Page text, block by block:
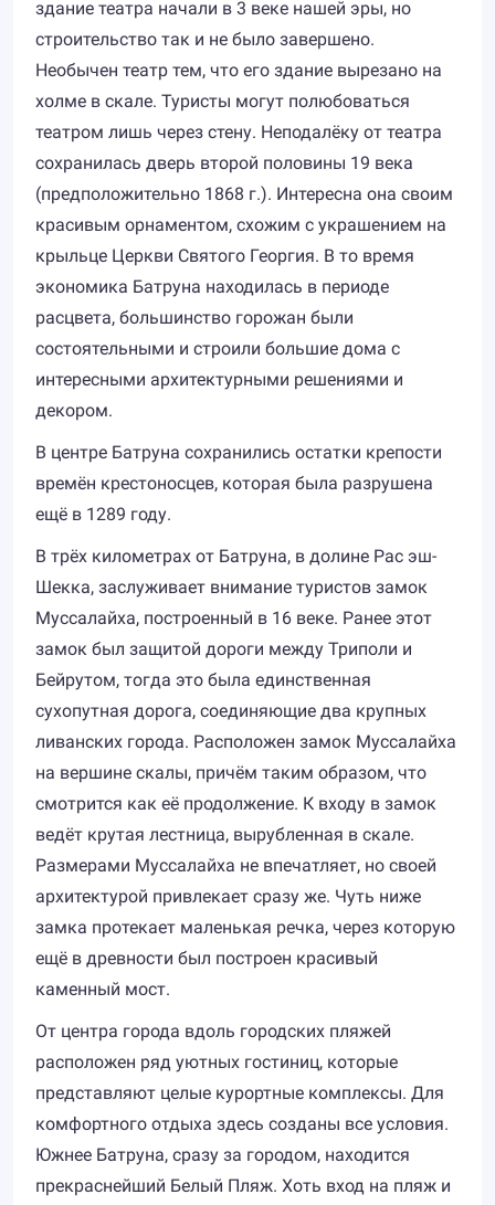
здание театра начали в 3 веке нашей эры, но
строительство так и не было завершено.
Необычен театр тем, что его здание вырезано на
холме в скале. Туристы могут полюбоваться
театром лишь через стену. Неподалёку от театра
сохранилась дверь второй половины 19 века
(предположительно 1868 г.). Интересна она своим
красивым орнаментом, схожим с украшением на
крыльце Церкви Святого Георгия. В то время
экономика Батруна находилась в периоде
расцвета, большинство горожан были
состоятельными и строили большие дома с
интересными архитектурными решениями и
декором.
В центре Батруна сохранились остатки крепости
времён крестоносцев, которая была разрушена
ещё в 1289 году.
В трёх километрах от Батруна, в долине Рас эш-
Шекка, заслуживает внимание туристов замок
Муссалайха, построенный в 16 веке. Ранее этот
замок был защитой дороги между Триполи и
Бейрутом, тогда это была единственная
сухопутная дорога, соединяющие два крупных
ливанских города. Расположен замок Муссалайха
на вершине скалы, причём таким образом, что
смотрится как её продолжение. К входу в замок
ведёт крутая лестница, вырубленная в скале.
Размерами Муссалайха не впечатляет, но своей
архитектурой привлекает сразу же. Чуть ниже
замка протекает маленькая речка, через которую
ещё в древности был построен красивый
каменный мост.
От центра города вдоль городских пляжей
расположен ряд уютных гостиниц, которые
представляют целые курортные комплексы. Для
комфортного отдыха здесь созданы все условия.
Южнее Батруна, сразу за городом, находится
прекраснейший Белый Пляж. Хоть вход на пляж и